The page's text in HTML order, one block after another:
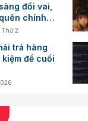
đổi vai,
chính
Thứ 2
trả hàng
để cuối